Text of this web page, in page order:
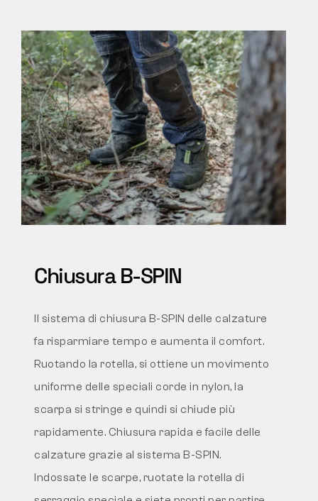
Chiusura B-SPIN
Il sistema di chiusura B-SPIN delle calzature
fa risparmiare tempo e aumenta il comfort.
Ruotando la rotella, si ottiene un movimento
uniforme delle speciali corde in nylon, la
scarpa si stringe e quindi si chiude più
rapidamente. Chiusura rapida e facile delle
calzature grazie al sistema B-SPIN.
Indossate le scarpe, ruotate la rotella di